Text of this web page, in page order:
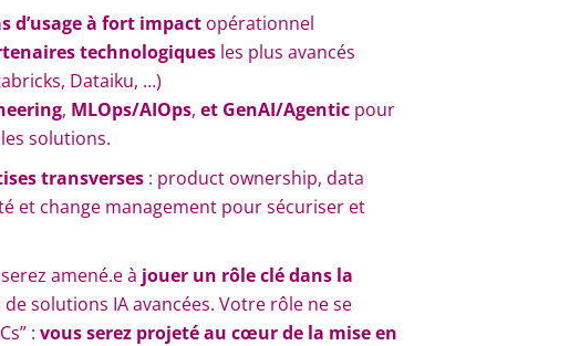
d’usage à fort impact opérationnel
technologiques les plus avancés
Dataiku, …)
, MLOps/AIOps, et GenAI/Agentic pour
solutions.
transverses : product ownership, data
et change management pour sécuriser et
amené.e à jouer un rôle clé dans la
de solutions IA avancées. Votre rôle ne se
: vous serez projeté au cœur de la mise en